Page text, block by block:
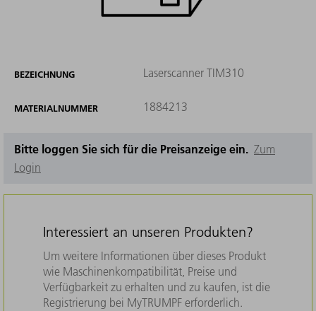
BEZEICHNUNG Laserscanner TIM310
MATERIALNUMMER 1884213
Bitte loggen Sie sich für die Preisanzeige ein. Zum
Login
Interessiert an unseren Produkten?
Um weitere Informationen über dieses Produkt
wie Maschinenkompatibilität, Preise und
Verfügbarkeit zu erhalten und zu kaufen, ist die
Registrierung bei MyTRUMPF erforderlich.